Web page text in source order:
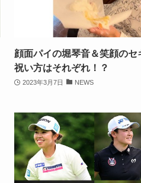
顔面パイの堀琴音＆笑顔の
祝い方はそれぞれ！？
2023年3月7日 NEWS